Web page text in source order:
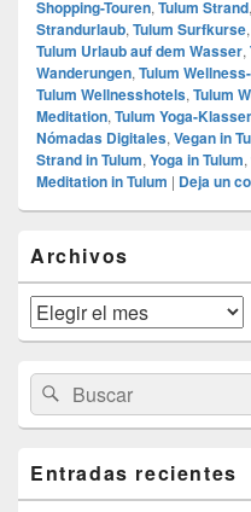
Shopping-Touren, Tulum Strand,
Strandurlaub, Tulum Surfkurse,
Tulum Urlaub auf dem Wasser,
Wanderungen, Tulum
Tulum Wellnesshotels, Tulum
Meditation, Tulum Yoga-
Nómadas Digitales, Vegan in
Strand in Tulum, Yoga in Tulum,
Meditation in Tulum | Deja un
área
de
widget
barra
lateral
primaria
Archivos
Archivos
Buscar
por:
Buscar
Entradas recientes